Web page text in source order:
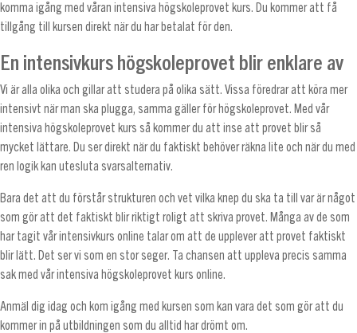
komma igång med våran intensiva högskoleprovet kurs. Du kommer att få
tillgång till kursen direkt när du har betalat för den.
En intensivkurs högskoleprovet blir enklare av
Vi är alla olika och gillar att studera på olika sätt. Vissa föredrar att köra mer
intensivt när man ska plugga, samma gäller för högskoleprovet. Med vår
intensiva högskoleprovet kurs så kommer du att inse att provet blir så
mycket lättare. Du ser direkt när du faktiskt behöver räkna lite och när du med
ren logik kan utesluta svarsalternativ.
Bara det att du förstår strukturen och vet vilka knep du ska ta till var är något
som gör att det faktiskt blir riktigt roligt att skriva provet. Många av de som
har tagit vår intensivkurs online talar om att de upplever att provet faktiskt
blir lätt. Det ser vi som en stor seger. Ta chansen att uppleva precis samma
sak med vår intensiva högskoleprovet kurs online.
Anmäl dig idag och kom igång med kursen som kan vara det som gör att du
kommer in på utbildningen som du alltid har drömt om.